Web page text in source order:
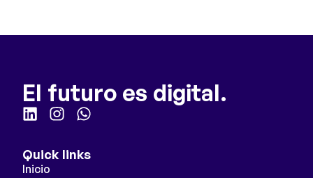
El futuro es digital.
Quick links
Inicio